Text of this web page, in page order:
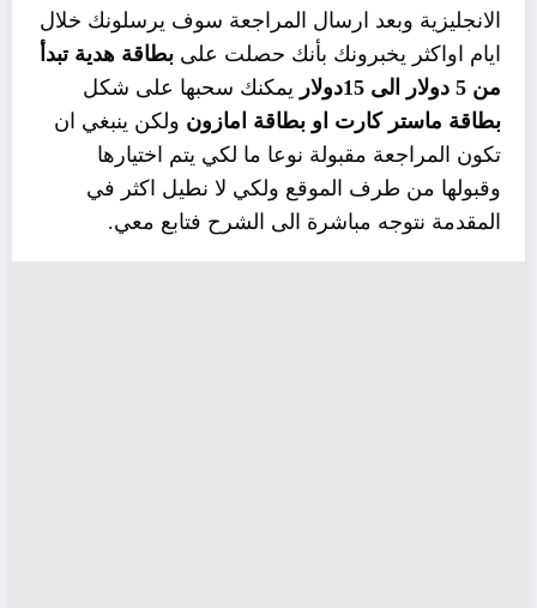
الانجليزية وبعد ارسال المراجعة سوف يرسلونك خلال
ايام اواكثر يخبرونك بأنك حصلت على بطاقة هدية تبدأ
من 5 دولار الى 15دولار
يمكنك سحبها على شكل
بطاقة ماستر كارت او بطاقة امازون ولكن ينبغي ان
تكون المراجعة مقبولة نوعا ما لكي يتم اختيارها
وقبولها من طرف الموقع ولكي لا نطيل اكثر في
المقدمة نتوجه مباشرة الى الشرح فتابع معي.